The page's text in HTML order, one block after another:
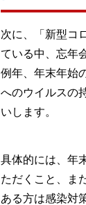
次に、「新型コ
ている中、忘年
例年、年末年始
へのウイルスの
いします。
具体的には、年
ただくこと、ま
ある方は感染対